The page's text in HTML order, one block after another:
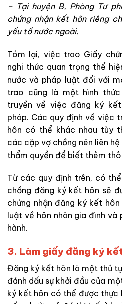
– Tại huyện B, Phòng Tư
chứng nhận kết hôn riêng
yếu tố nước ngoài.
Tóm lại, việc trao Giấy
nghi thức quan trọng thể
nước và pháp luật đối với
trao cũng là một hình
truyền về việc đăng ký
pháp. Các quy định về việc
hôn có thể khác nhau tùy
các cặp vợ chồng nên liên
thẩm quyền để biết thêm
Từ các quy định trên, có
chồng đăng ký kết hôn sẽ
chứng nhận đăng ký kết
luật về hôn nhân gia đình
hành.
3. Làm giấy đăng ký
Đăng ký kết hôn là một thủ
đánh dấu sự khởi đầu của
ký kết hôn có thể được thực